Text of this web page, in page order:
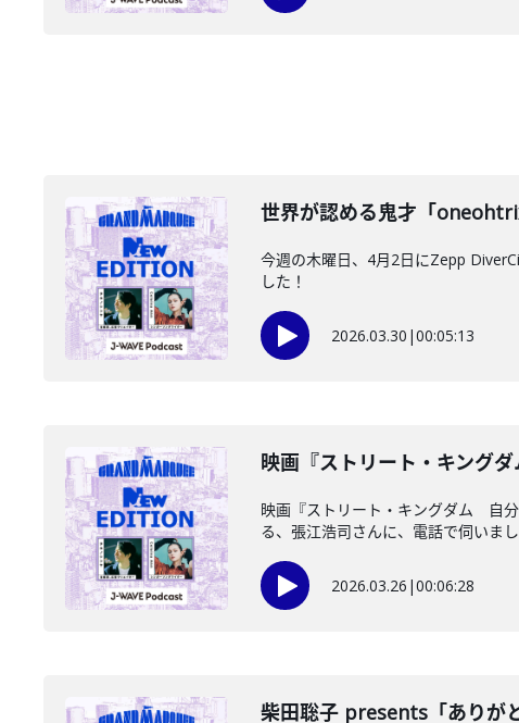
世界が認める鬼才「
今週の木曜日、4月2日にZepp
した！
2026.03.30 |00:05:13
映画『ストリート・キング
映画『ストリート・キングダム 自
る、張江浩司さんに、電話で伺いまし
2026.03.26 |00:06:28
柴田聡子 presents「ありが